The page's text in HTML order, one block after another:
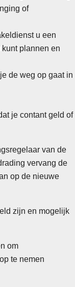
of
u een
plannen en
de weg op gaat in
je contant geld of
van de
vervang de
op de nieuwe
zijn en mogelijk
om
te nemen